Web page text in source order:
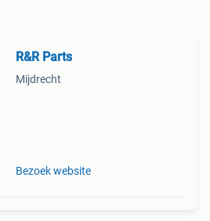
R&R Parts
Mijdrecht
Bezoek website